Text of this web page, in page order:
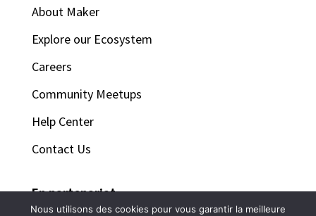
About Maker
Explore our Ecosystem
Careers
Community Meetups
Help Center
Contact Us
En partenariat
Fournisseur officielLAGON BLEU
Nous utilisons des cookies pour vous garantir la meilleure